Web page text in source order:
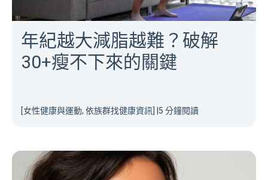
年紀越大減脂越難？破解
30+瘦不下來的關鍵
[女性健康與運動, 依族群找健康資訊] 5 分鐘閱讀